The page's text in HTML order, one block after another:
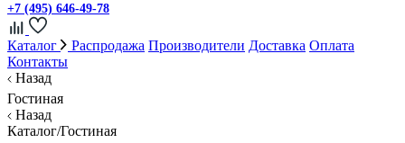
+7 (495) 646-49-78
Каталог Распродажа Производители Доставка Оплата
Контакты
Назад
Гостиная
Назад
Каталог/Гостиная